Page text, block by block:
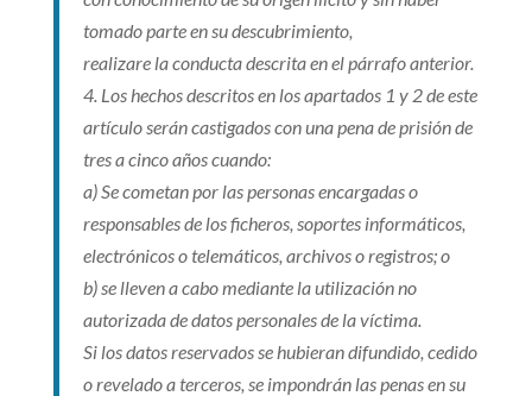
tomado parte en su descubrimiento,
realizare la conducta descrita en el párrafo anterior.
4. Los hechos descritos en los apartados 1 y 2 de este
artículo serán castigados con una pena de prisión de
tres a cinco años cuando:
a) Se cometan por las personas encargadas o
responsables de los ficheros, soportes informáticos,
electrónicos o telemáticos, archivos o registros; o
b) se lleven a cabo mediante la utilización no
autorizada de datos personales de la víctima.
Si los datos reservados se hubieran difundido, cedido
o revelado a terceros, se impondrán las penas en su